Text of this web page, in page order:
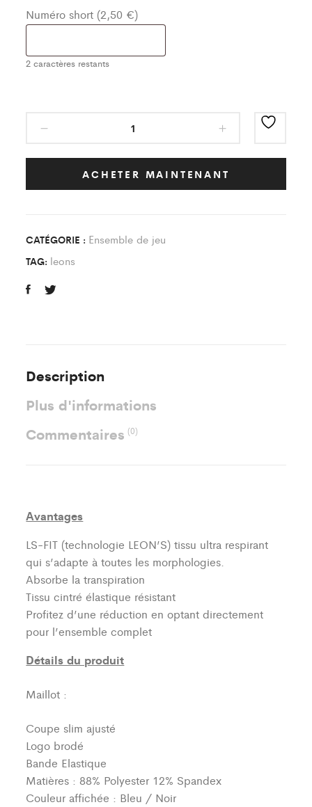
Numéro short (2,50 €)
2 caractères restants
Jeu
Storm
Blanc/Noir
ACHETER MAINTENANT
CATÉGORIE : Ensemble de jeu
TAG: leons
Description
Plus d'informations
Commentaires(0)
Avantages
LS-FIT (technologie LEON’S)tissu ultra respirant
qui s’adapte à toutes les morphologies.
Absorbe la transpiration
Tissu cintré élastique résistant
Profitez d’une réduction en optant directement
pour l’ensemble complet
Détails du produit
Maillot :
Coupe slim ajusté
Logo brodé
Bande Elastique
Matières : 88% Polyester 12% Spandex
Couleur affichée : Bleu / Noir